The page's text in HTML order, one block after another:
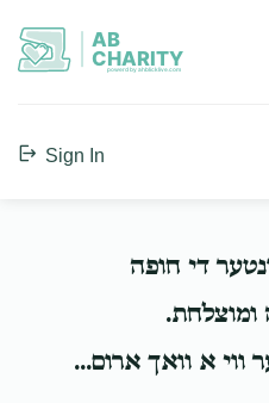
AB
CHARITY
powerd by ahblicklive.com
Sign In
די חופה
ומוצלחת.
ווי א וואך ארום...